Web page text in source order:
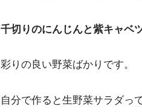
千切りのにんじんと紫キャベ
彩りの良い野菜ばかりです。
自分で作ると生野菜サラダっ